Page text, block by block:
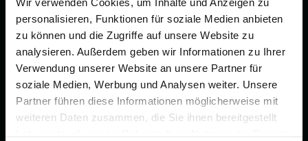
personalisieren, Funktionen für soziale Medien anbieten
zu können und die Zugriffe auf unsere Website zu
analysieren. Außerdem geben wir Informationen zu Ihrer
Verwendung unserer Website an unsere Partner für
soziale Medien, Werbung und Analysen weiter. Unsere
Partner führen diese Informationen möglicherweise mit
weiteren Daten zusammen, die Sie ihnen bereitgestellt
FÜR SIE
Vergleich
Ratgeber
FÜR BESTATTER
Online-Portal
Kostenlos registrieren